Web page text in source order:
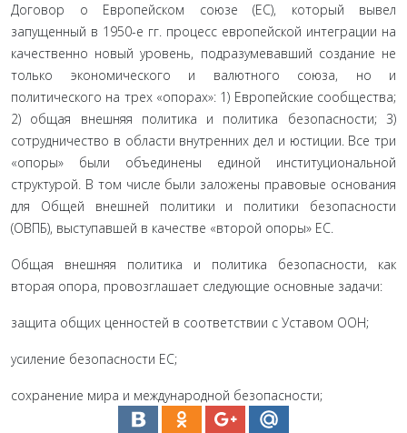
Договор о Европейском союзе (ЕС), который вывел
запущенный в 1950-е гг. процесс европейской интеграции на
качественно новый уровень, подразумевавший создание не
только экономического и валютного союза, но и
политического на трех «опорах»: 1) Европейские сообщества;
2) общая внешняя политика и политика безопасности; 3)
сотрудничество в области внутренних дел и юстиции. Все три
«опоры» были объединены единой институциональной
структурой. В том числе были заложены правовые основания
для Общей внешней политики и политики безопасности
(ОВПБ), выступавшей в качестве «второй опоры» ЕС.
Общая внешняя политика и политика безопасности, как
вторая опора, провозглашает следующие основные задачи:
защита общих ценностей в соответствии с Уставом ООН;
усиление безопасности ЕС;
сохранение мира и международной безопасности;